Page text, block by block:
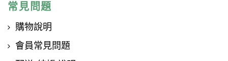
常見問題
購物說明
會員常見問題